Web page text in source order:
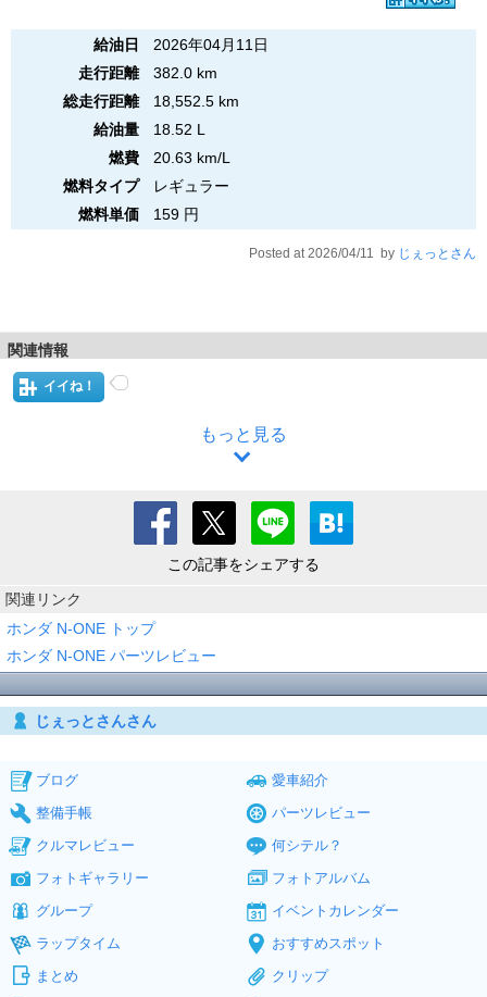
給油日
2026年04月11日
走行距離
382.0 km
総走行距離
18,552.5 km
給油量
18.52 L
燃費
20.63 km/L
燃料タイプ
レギュラー
燃料単価
159 円
Posted at 2026/04/11 by じぇっとさん
関連情報
イイね！
もっと見る
この記事をシェアする
関連リンク
ホンダ N-ONE トップ
ホンダ N-ONE パーツレビュー
じぇっとさんさん
ブログ
愛車紹介
整備手帳
パーツレビュー
クルマレビュー
何シテル？
フォトギャラリー
フォトアルバム
グループ
イベントカレンダー
ラップタイム
おすすめスポット
まとめ
クリップ